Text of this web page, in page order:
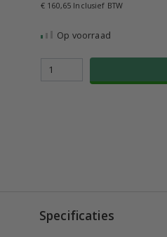
€ 160,65 Inclusief BTW
Op voorraad
Specificaties